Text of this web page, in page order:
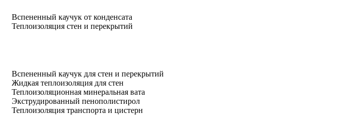
Вспененный каучук от конденсата
Теплоизоляция стен и перекрытий
Вспененный каучук для стен и перекрытий
Жидкая теплоизоляция для стен
Теплоизоляционная минеральная вата
Экструдированный пенополистирол
Теплоизоляция транспорта и цистерн